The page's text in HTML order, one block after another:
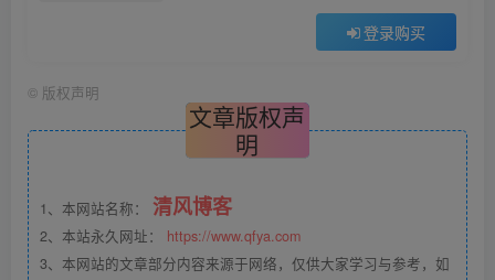
登录购买
© 版权声明
文章版权声
明
1、本网站名称： 清风博客
2、本站永久网址： https://www.qfya.com
3、本网站的文章部分内容来源于网络，仅供大家学习与参考，如